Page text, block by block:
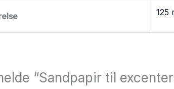
125
“Sandpapir til